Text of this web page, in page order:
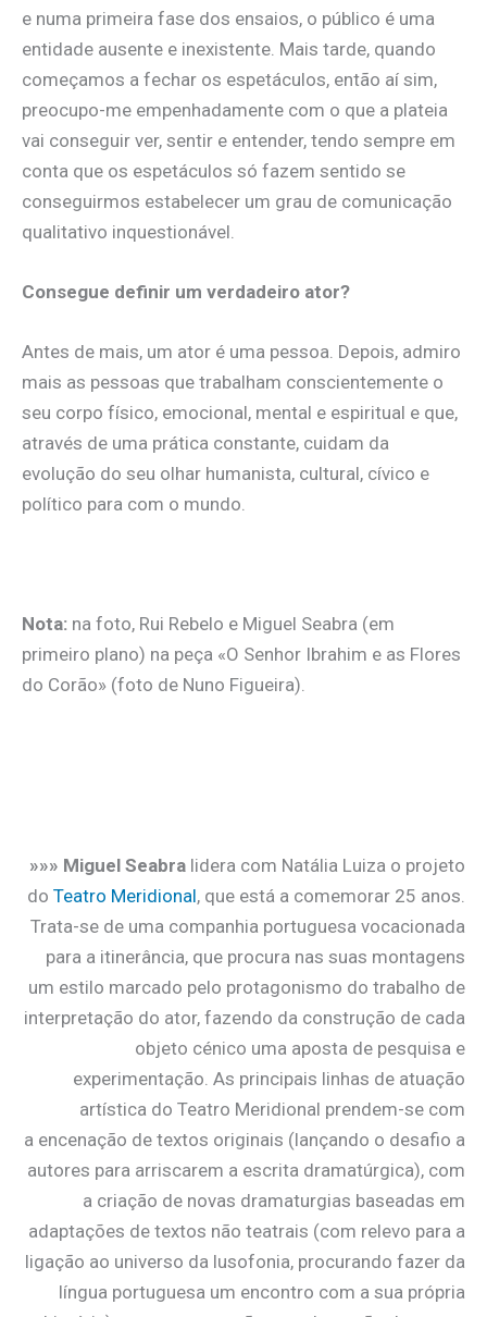
e numa primeira fase dos ensaios, o público é uma
entidade ausente e inexistente. Mais tarde, quando
começamos a fechar os espetáculos, então aí sim,
preocupo-me empenhadamente com o que a plateia
vai conseguir ver, sentir e entender, tendo sempre em
conta que os espetáculos só fazem sentido se
conseguirmos estabelecer um grau de comunicação
qualitativo inquestionável.
Consegue definir um verdadeiro ator?
Antes de mais, um ator é uma pessoa. Depois, admiro
mais as pessoas que trabalham conscientemente o
seu corpo físico, emocional, mental e espiritual e que,
através de uma prática constante, cuidam da
evolução do seu olhar humanista, cultural, cívico e
político para com o mundo.
Nota: na foto, Rui Rebelo e Miguel Seabra (em
primeiro plano) na peça «O Senhor Ibrahim e as Flores
do Corão» (foto de Nuno Figueira).
»»» Miguel Seabra lidera com Natália Luiza o projeto
do Teatro Meridional, que está a comemorar 25 anos.
Trata-se de uma companhia portuguesa vocacionada
para a itinerância, que procura nas suas montagens
um estilo marcado pelo protagonismo do trabalho de
interpretação do ator, fazendo da construção de cada
objeto cénico uma aposta de pesquisa e
experimentação. As principais linhas de atuação
artística do Teatro Meridional prendem-se com
a encenação de textos originais (lançando o desafio a
autores para arriscarem a escrita dramatúrgica), com
a criação de novas dramaturgias baseadas em
adaptações de textos não teatrais (com relevo para a
ligação ao universo da lusofonia, procurando fazer da
língua portuguesa um encontro com a sua própria